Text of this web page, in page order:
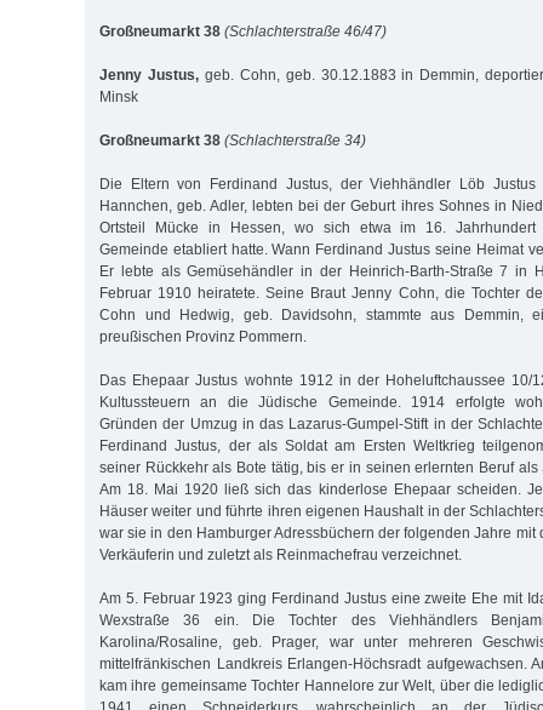
Großneumarkt 38 (Schlachterstraße 46/47)
Jenny Justus,geb. Cohn, geb. 30.12.1883 in Demmin,
Minsk
Großneumarkt 38 (Schlachterstraße 34)
Die Eltern von Ferdinand Justus, der Viehhändler Löb Justus
Hannchen, geb. Adler, lebten bei der Geburt ihres Sohnes in
Ortsteil Mücke in Hessen, wo sich etwa im 16.
Gemeinde etabliert hatte. Wann Ferdinand Justus seine Heimat
Er lebte als Gemüsehändler in der Heinrich-Barth-Straße 7 in
Februar 1910 heiratete. Seine Braut Jenny Cohn, die Tochter
Cohn und Hedwig, geb. Davidsohn, stammte aus Demmin,
preußischen Provinz Pommern.
Das Ehepaar Justus wohnte 1912 in der Hoheluftchaussee 10/
Kultussteuern an die Jüdische Gemeinde. 1914 erfolgte
Gründen der Umzug in das Lazarus-Gumpel-Stift in der
Ferdinand Justus, der als Soldat am Ersten Weltkrieg
seiner Rückkehr als Bote tätig, bis er in seinen erlernten Beruf als
Am 18. Mai 1920 ließ sich das kinderlose Ehepaar scheiden.
Häuser weiter und führte ihren eigenen Haushalt in der
war sie in den Hamburger Adressbüchern der folgenden Jahre mit
Verkäuferin und zuletzt als Reinmachefrau verzeichnet.
Am 5. Februar 1923 ging Ferdinand Justus eine zweite Ehe mit
Wexstraße 36 ein. Die Tochter des Viehhändlers
Karolina/Rosaline, geb. Prager, war unter mehreren
mittelfränkischen Landkreis Erlangen-Höchsradt aufgewachsen.
kam ihre gemeinsame Tochter Hannelore zur Welt, über die